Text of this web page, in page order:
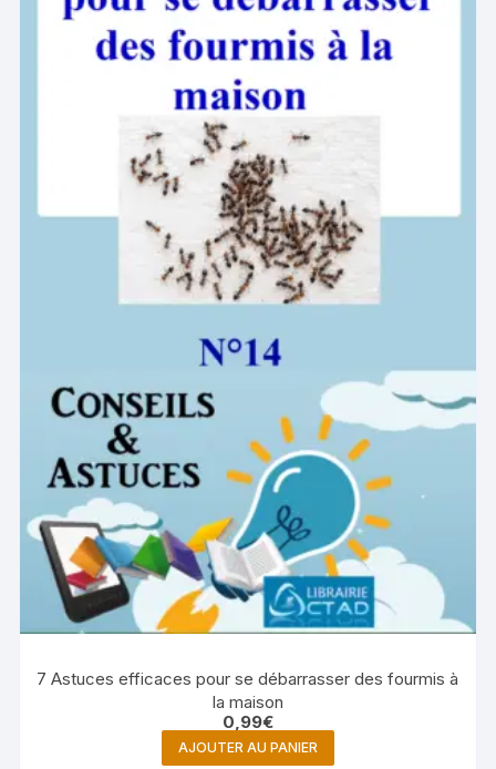
7 Astuces efficaces pour se débarrasser des fourmis à
la maison
0,99€
AJOUTER AU PANIER